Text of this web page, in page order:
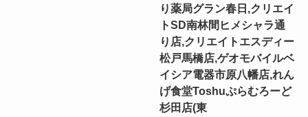
り薬局グラン春日,クリエイ
トSD南林間ヒメシャラ通
り店,クリエイトエスディー
松戸馬橋店,ゲオモバイルベ
イシア電器市原八幡店,れん
げ食堂Toshuぷらむろーど
杉田店(東